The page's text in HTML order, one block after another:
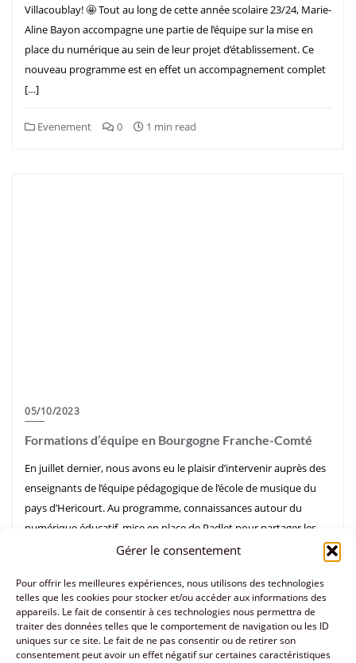
Gérer le consentement
Pour offrir les meilleures expériences, nous utilisons des technologies
telles que les cookies pour stocker et/ou accéder aux informations des
appareils. Le fait de consentir à ces technologies nous permettra de
traiter des données telles que le comportement de navigation ou les ID
uniques sur ce site. Le fait de ne pas consentir ou de retirer son
consentement peut avoir un effet négatif sur certaines caractéristiques
Villacoublay! 🤩 Tout au long de cette année scolaire 23/24, Marie-
Aline Bayon accompagne une partie de l’équipe sur la mise en
place du numérique au sein de leur projet d’établissement. Ce
nouveau programme est en effet un accompagnement complet
[…]
Evenement 0 1 min read
05/10/2023
Formations d’équipe en Bourgogne Franche-Comté
En juillet dernier, nous avons eu le plaisir d’intervenir auprès des
enseignants de l’équipe pédagogique de l’école de musique du
pays d’Hericourt. Au programme, connaissances autour du
numérique éducatif, mise en place de Padlet pour partager les
ressources, découverte de Soundtrap et utilisation de Youtube!
utiliser des ressources avec leurs élèves. […]
Formation 0 39 sec read